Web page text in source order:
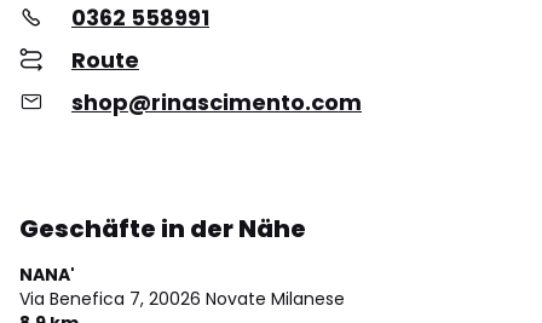
0362 558991
Route
shop@rinascimento.com
Geschäfte in der Nähe
NANA'
Via Benefica 7, 20026 Novate Milanese